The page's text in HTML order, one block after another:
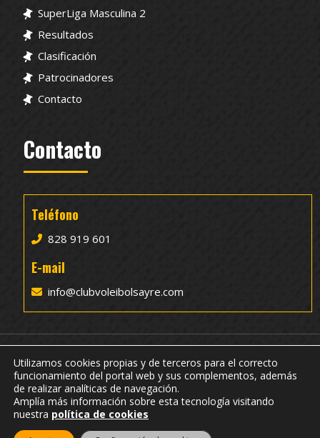
SuperLiga Masculina 2
Resultados
Clasificación
Patrocinadores
Contacto
Contacto
Teléfono
828 919 601
E-mail
info@clubvoleibolsayre.com
© 2022 CV Sayre Mayser Gran Canaria |Accesibilidad
Aviso Legal-Política de Cookies
|3COM Marketing
Utilizamos cookies propias y de terceros para el correcto
funcionamiento del portal web y sus complementos, además
de realizar analíticas de navegación.
Amplía más información sobre esta tecnología visitando
nuestra política de cookies